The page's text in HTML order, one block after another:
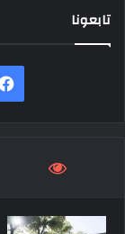
تابعونا